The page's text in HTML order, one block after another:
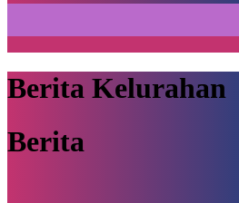
Berita Kelurahan
Berita